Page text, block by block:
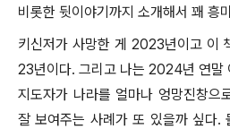
비롯한 뒷이야기까지 소개해서 꽤 흥
키신저가 사망한 게 2023년이고 이
23년이다. 그리고 나는 2024년 연말
지도자가 나라를 얼마나 엉망진창으
잘 보여주는 사례가 또 있을까 싶다.